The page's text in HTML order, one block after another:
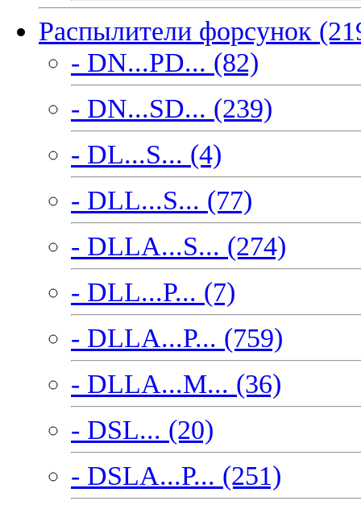
Распылители форсунок
- DN...PD... (82)
- DN...SD... (239)
- DL...S... (4)
- DLL...S... (77)
- DLLA...S... (274)
- DLL...P... (7)
- DLLA...P... (759)
- DLLA...M... (36)
- DSL... (20)
- DSLA...P... (251)